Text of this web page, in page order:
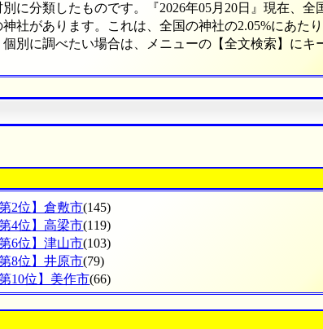
に分類したものです。『2026年05月20日』現在、全
社があります。これは、全国の神社の2.05%にあたり
別に調べたい場合は、メニューの【全文検索】にキ
第2位】倉敷市(145)
第4位】高梁市(119)
第6位】津山市(103)
第8位】井原市(79)
第10位】美作市(66)